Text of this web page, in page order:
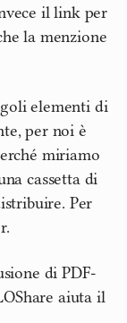
il link per
la menzione
elementi di
per noi è
miriamo
cassetta di
Per
di PDF-
aiuta il